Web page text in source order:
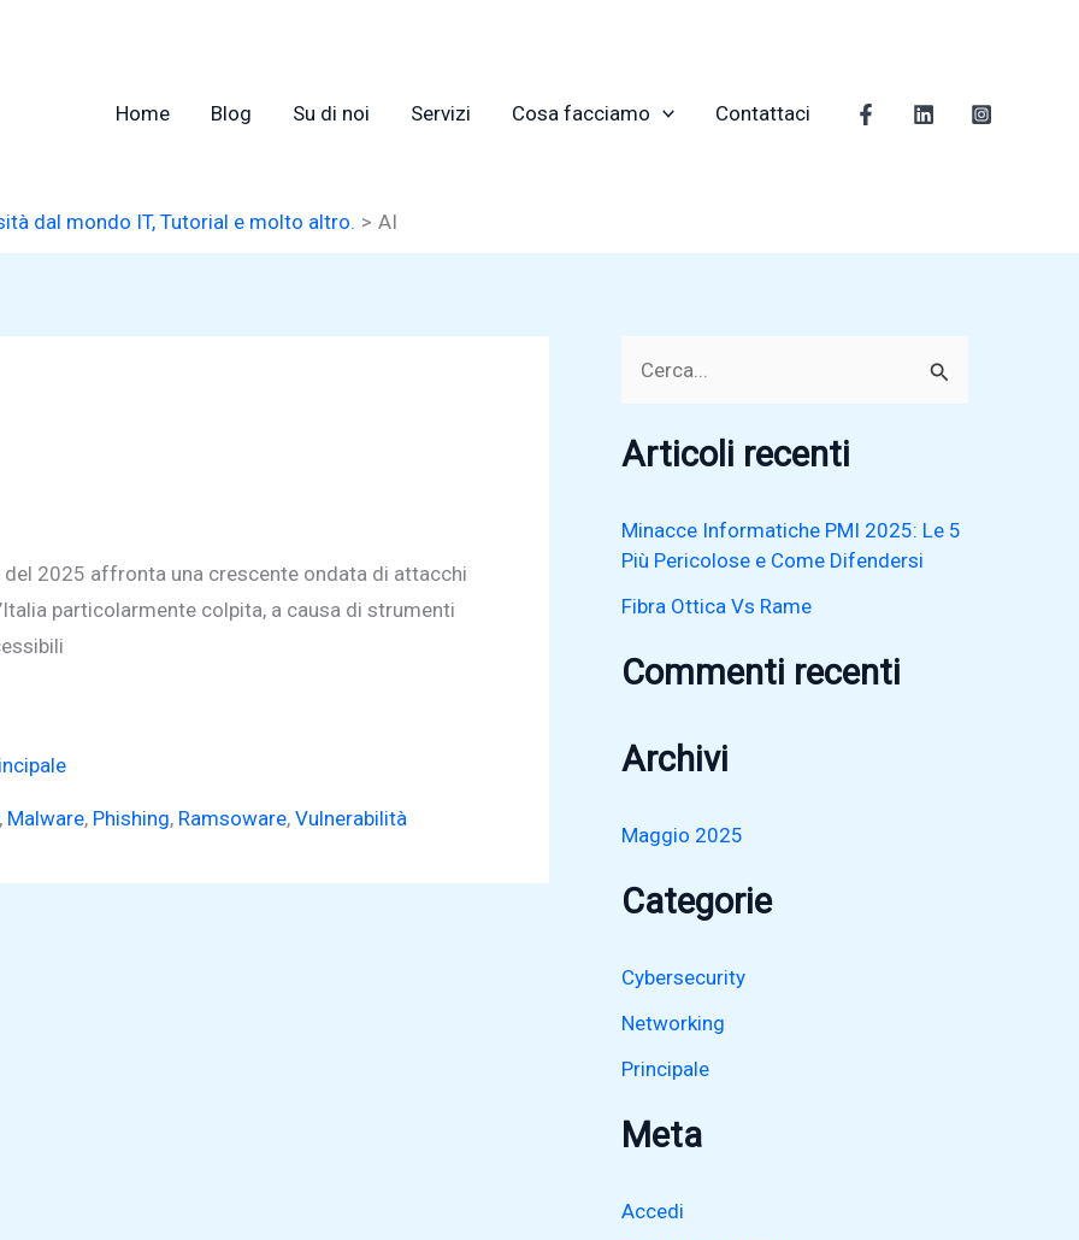
Home
Blog Su di noi Servizi Cosa facciamo Contattaci
dal mondo IT, Tutorial e molto altro. AI
2025 affronta una crescente ondata di attacchi
particolarmente colpita, a causa di strumenti
Malware, Phishing, Ramsoware, Vulnerabilità
a
:
Articoli recenti
Minacce Informatiche PMI 2025: Le 5
Più Pericolose e Come Difendersi
Fibra Ottica Vs Rame
Commenti recenti
Archivi
Maggio 2025
Categorie
Cybersecurity
Networking
Principale
Meta
Accedi